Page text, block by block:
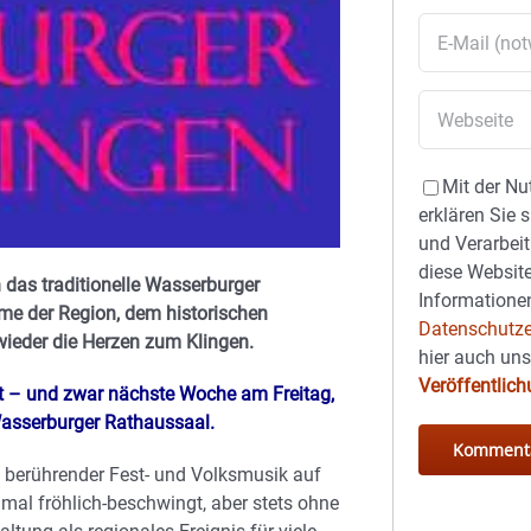
traditionelle Wasserburger
der Region, dem historischen
die Herzen zum Klingen.
und zwar nächste Woche am Freitag,
Rathaussaal.
Fest- und Volksmusik auf
fröhlich-beschwingt, aber stets ohne
Mit der
erklären Sie
und
diese
hier auch